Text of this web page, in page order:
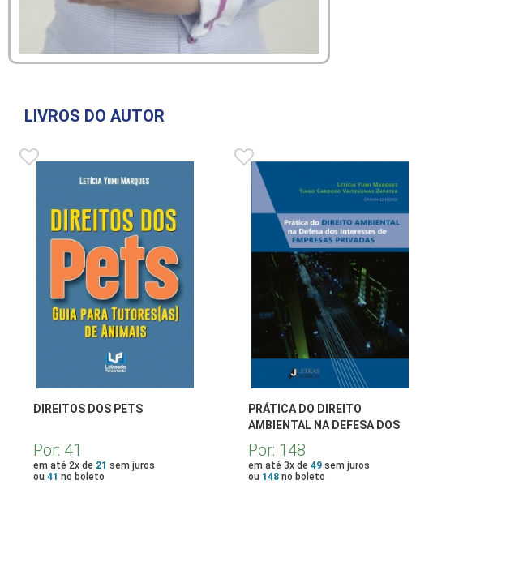
LIVROS DO AUTOR
DIREITOS DOS PETS
Por: 41
em até 2x de 21 sem juros
ou 41 no boleto
PRÁTICA DO DIREITO
AMBIENTAL NA DEFESA DOS
INTERESSES DE EMPRESAS
PRIVADAS
Por: 148
em até 3x de 49sem juros
ou 148no boleto